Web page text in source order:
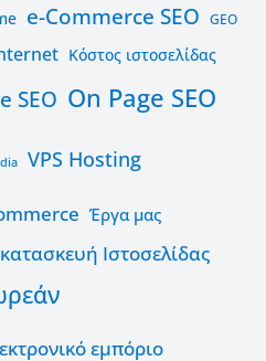
e-Commerce SEO GEO
Kόστος ιστοσελίδας
SEO On Page SEO
VPS Hosting
Έργα μας
Ιστοσελίδας
εμπόριο